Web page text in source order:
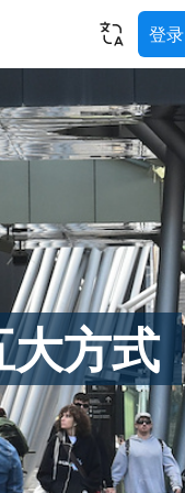
登录
方式